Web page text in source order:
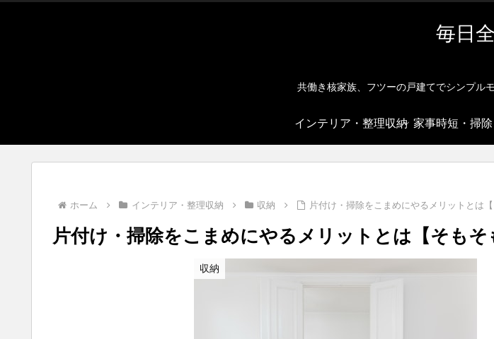
毎日
共働き核家族、フツーの戸建てでシンプル
インテリア・整理収納 家事時短・掃
ホーム インテリア・整理収納 収納 片付け・掃除をこまめにやるメリットとは【
片付け・掃除をこまめにやるメリットとは【そもそ
収納